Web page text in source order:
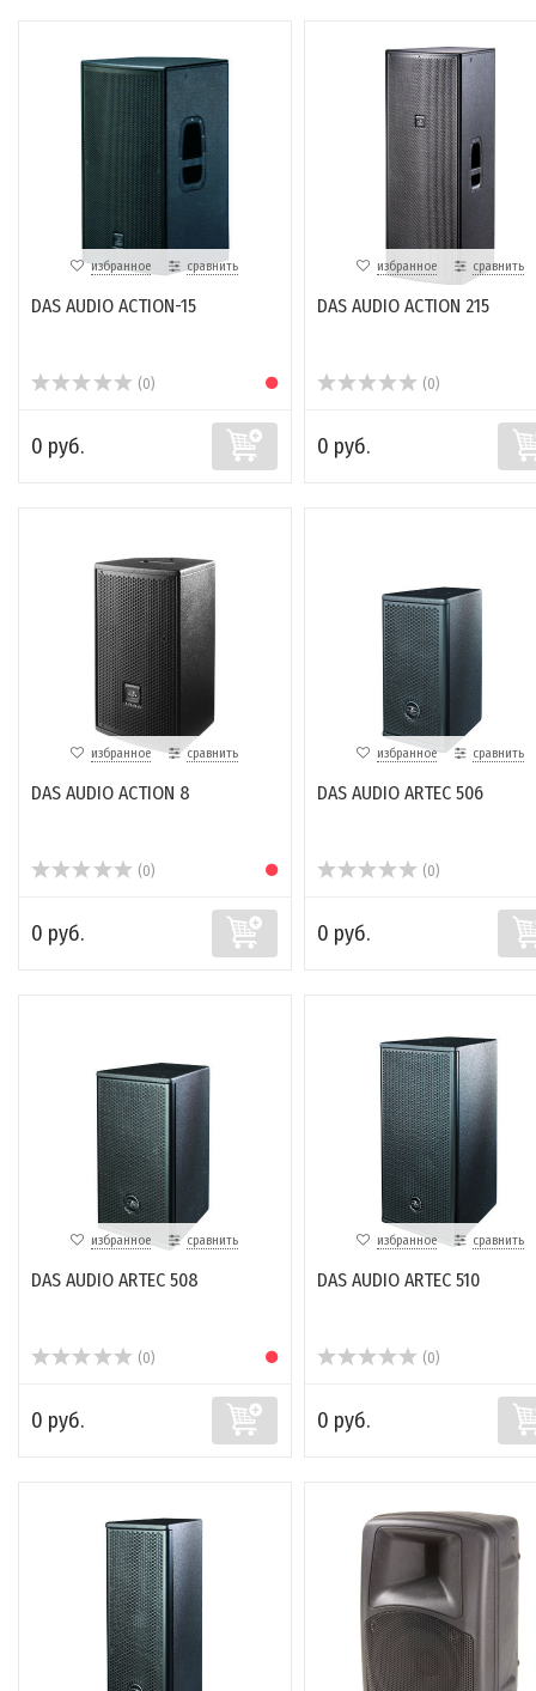
избранное сравнить
DAS AUDIO ACTION-15
(0)
0 руб.
избранное сравнить
DAS AUDIO ACTION 215
(0)
0 руб.
избранное сравнить
DAS AUDIO ACTION 8
(0)
0 руб.
избранное сравнить
DAS AUDIO ARTEC 506
(0)
0 руб.
избранное сравнить
DAS AUDIO ARTEC 508
(0)
0 руб.
избранное сравнить
DAS AUDIO ARTEC 510
(0)
0 руб.